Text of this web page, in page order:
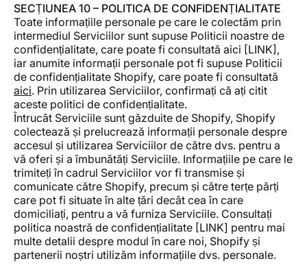
SECȚIUNEA 10 – POLITICA DE CONFIDENȚIALITATE
Toate informațiile personale pe care le colectăm prin
intermediul Serviciilor sunt supuse Politicii noastre de
confidențialitate, care poate fi consultată aici [LINK],
iar anumite informații personale pot fi supuse Politicii
de confidențialitate Shopify, care poate fi consultată
aici. Prin utilizarea Serviciilor, confirmați că ați citit
aceste politici de confidențialitate.
Întrucât Serviciile sunt găzduite de Shopify, Shopify
colectează și prelucrează informații personale despre
accesul și utilizarea Serviciilor de către dvs. pentru a
vă oferi și a îmbunătăți Serviciile. Informațiile pe care le
trimiteți în cadrul Serviciilor vor fi transmise și
comunicate către Shopify, precum și către terțe părți
care pot fi situate în alte țări decât cea în care
domiciliați, pentru a vă furniza Serviciile. Consultați
politica noastră de confidențialitate [LINK] pentru mai
multe detalii despre modul în care noi, Shopify și
partenerii noștri utilizăm informațiile dvs. personale.